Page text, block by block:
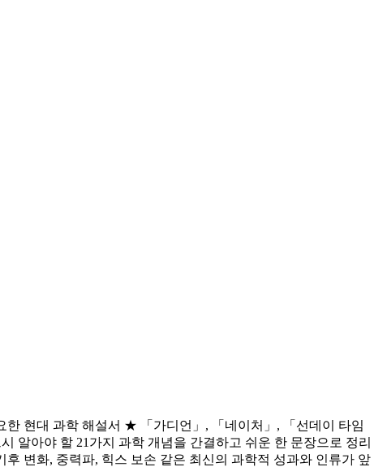
현대 과학 해설서 ★ 「가디언」, 「네이처」, 「선데이 타임
알아야 할 21가지 과학 개념을 간결하고 쉬운 한 문장으로 정리
변화, 중력파, 힉스 보손 같은 최신의 과학적 성과와 인류가 앞